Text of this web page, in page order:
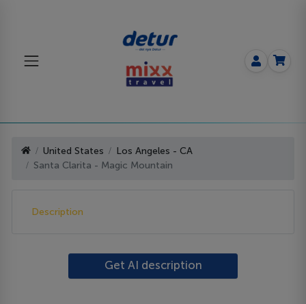
United States
Los Angeles - CA
Santa Clarita - Magic Mountain
Description
Get AI description